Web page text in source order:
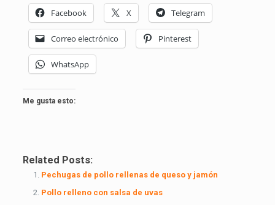
Facebook X Telegram
Correo electrónico Pinterest
WhatsApp
Me gusta esto:
Related Posts:
Pechugas de pollo rellenas de queso y jamón
Pollo relleno con salsa de uvas